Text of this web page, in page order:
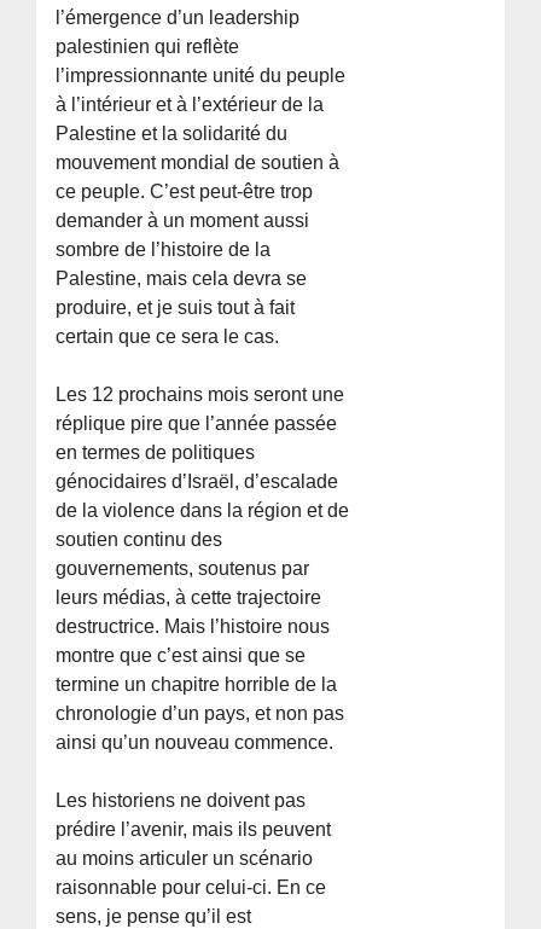
l’émergence d’un leadership
palestinien qui reflète
l’impressionnante unité du peuple
à l’intérieur et à l’extérieur de la
Palestine et la solidarité du
mouvement mondial de soutien à
ce peuple. C’est peut-être trop
demander à un moment aussi
sombre de l’histoire de la
Palestine, mais cela devra se
produire, et je suis tout à fait
certain que ce sera le cas.
Les 12 prochains mois seront une
réplique pire que l’année passée
en termes de politiques
génocidaires d’Israël, d’escalade
de la violence dans la région et de
soutien continu des
gouvernements, soutenus par
leurs médias, à cette trajectoire
destructrice. Mais l’histoire nous
montre que c’est ainsi que se
termine un chapitre horrible de la
chronologie d’un pays, et non pas
ainsi qu’un nouveau commence.
Les historiens ne doivent pas
prédire l’avenir, mais ils peuvent
au moins articuler un scénario
raisonnable pour celui-ci. En ce
sens, je pense qu’il est